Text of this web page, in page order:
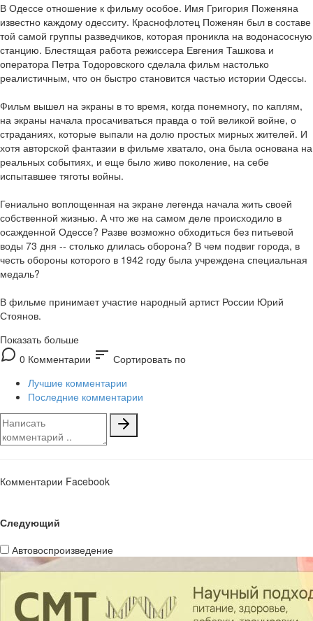
В Одессе отношение к фильму особое. Имя Григория Поженяна
известно каждому одесситу. Краснофлотец Поженян был в составе
той самой группы разведчиков, которая проникла на водонасосную
станцию. Блестящая работа режиссера Евгения Ташкова и
оператора Петра Тодоровского сделала фильм настолько
реалистичным, что он быстро становится частью истории Одессы.
Фильм вышел на экраны в то время, когда понемногу, по каплям,
на экраны начала просачиваться правда о той великой войне, о
страданиях, которые выпали на долю простых мирных жителей. И
хотя авторской фантазии в фильме хватало, она была основана на
реальных событиях, и еще было живо поколение, на себе
испытавшее тяготы войны.
Гениально воплощенная на экране легенда начала жить своей
собственной жизнью. А что же на самом деле происходило в
осажденной Одессе? Разве возможно обходиться без питьевой
воды 73 дня -- столько длилась оборона? В чем подвиг города, в
честь обороны которого в 1942 году была учреждена специальная
медаль?
В фильме принимает участие народный артист России Юрий
Стоянов.
Показать больше
0 Комментарии sort Сортировать по
Лучшие комментарии
Последние комментарии
Комментарии Facebook
Следующий
Автовоспроизведение